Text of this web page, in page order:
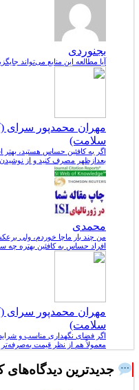
بجنوردی
آیا مطالعه این منابع می‌تواند
مهران محمدپور سرای
سلامت)
اگر به کافئین حساس هستید، بهتر
بعدازظهر مصرف کنید و از نوشیدن
محمدی
من چند بار ماچا خوردم، ولی
افراد حساس به کافئین بهتره
مهران محمدپور سرای
سلامت)
اگر فضای نگهداری مناسب و شرایط
معمولاً هم از نظر قیمت
جدیدترین دیدگاه‌های